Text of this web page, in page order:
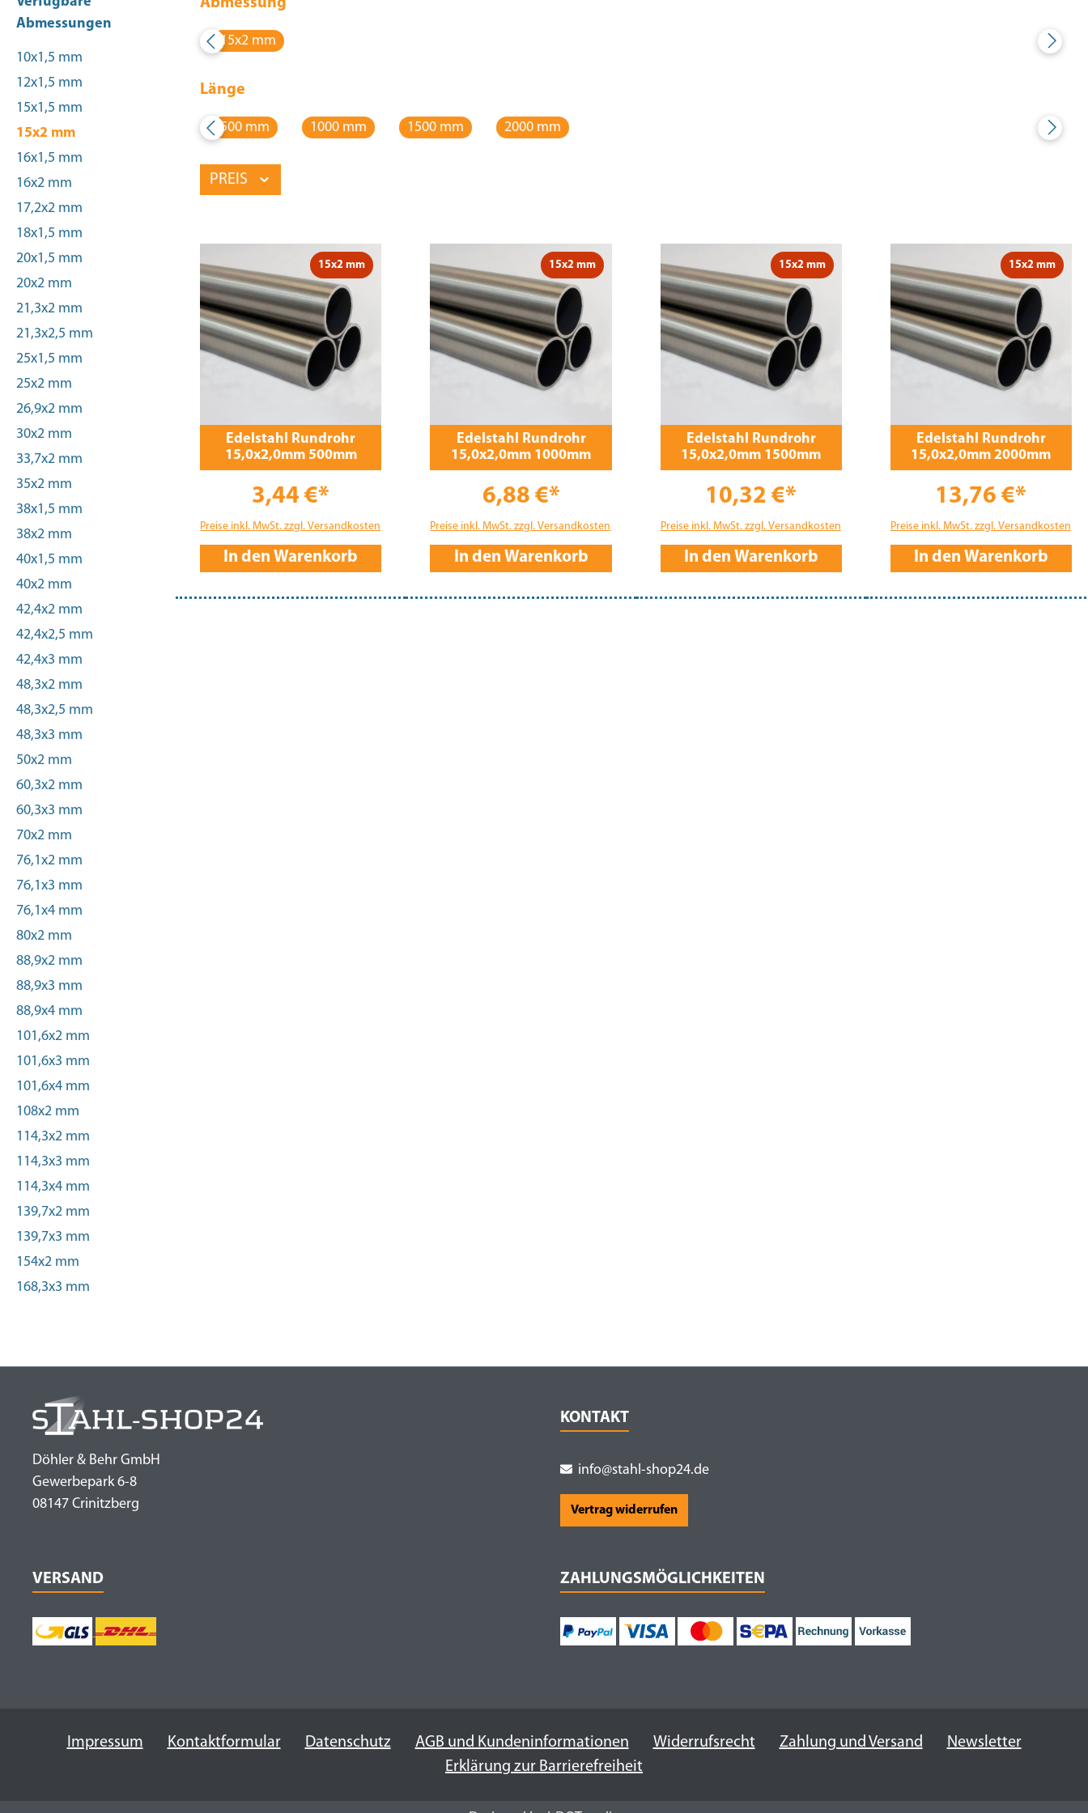
Abmessungen
10x1,5 mm
12x1,5 mm
15x1,5 mm
15x2 mm
16x1,5 mm
16x2 mm
17,2x2 mm
18x1,5 mm
20x1,5 mm
20x2 mm
21,3x2 mm
21,3x2,5 mm
25x1,5 mm
25x2 mm
26,9x2 mm
30x2 mm
33,7x2 mm
35x2 mm
38x1,5 mm
38x2 mm
40x1,5 mm
40x2 mm
42,4x2 mm
42,4x2,5 mm
42,4x3 mm
48,3x2 mm
48,3x2,5 mm
48,3x3 mm
50x2 mm
60,3x2 mm
60,3x3 mm
70x2 mm
76,1x2 mm
76,1x3 mm
76,1x4 mm
80x2 mm
88,9x2 mm
88,9x3 mm
88,9x4 mm
101,6x2 mm
101,6x3 mm
101,6x4 mm
108x2 mm
114,3x2 mm
114,3x3 mm
114,3x4 mm
139,7x2 mm
139,7x3 mm
154x2 mm
168,3x3 mm
Abmessung
15x2 mm
Länge
500 mm 1000 mm 1500 mm 2000 mm
PREIS
15x2 mm
Edelstahl Rundrohr
15,0x2,0mm 500mm
3,44 €*
Preise inkl. MwSt. zzgl. Versandkosten
In den Warenkorb
15x2 mm
Edelstahl Rundrohr
15,0x2,0mm 1000mm
6,88 €*
Preise inkl. MwSt. zzgl. Versandkosten
In den Warenkorb
15x2 mm
Edelstahl Rundrohr
15,0x2,0mm 1500mm
10,32 €*
Preise inkl. MwSt. zzgl. Versandkosten
In den Warenkorb
15x2 mm
Edelstahl Rundrohr
15,0x2,0mm 2000mm
13,76 €*
Preise inkl. MwSt. zzgl. Versandkosten
In den Warenkorb
Döhler & Behr GmbH
Gewerbepark 6-8
08147 Crinitzberg
KONTAKT
info@stahl-shop24.de
Vertrag widerrufen
VERSAND ZAHLUNGSMÖGLICHKEITEN
Impressum Kontaktformular Datenschutz AGB und Kundeninformationen Widerrufsrecht Zahlung und Versand
Newsletter
Erklärung zur Barrierefreiheit